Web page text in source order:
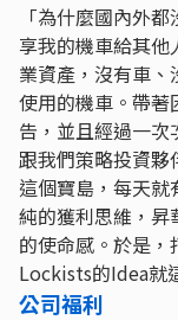
「為什麼國內外
享我的機車給其他
業資產，沒有車
使用的機車。帶著
告，並且經過一次
跟我們策略投資夥
這個寶島，每天
純的獲利思維，昇
的使命感。於是，
Lockists的Idea就
公司福利